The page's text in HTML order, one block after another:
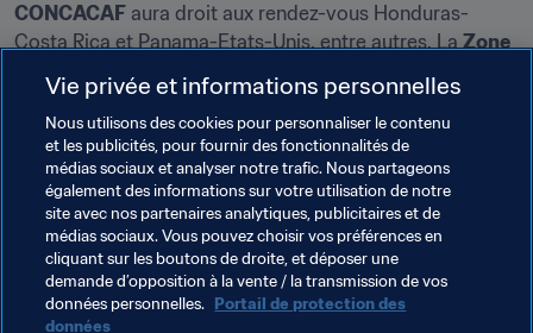
CONCACAF aura droit aux rendez-vous Honduras-
Costa Rica et Panama-Etats-Unis, entre autres. La Zone
Iran-RP Chine et République de Corée-Syrie.
Nous ouvrirons également les livres d'histoire en
compagnie d'Oleg Salenko,auteur d'un quintuplé
mythique à Etats-Unis 1994 avec la Russie. Le football
féminin ne sera pas en reste avec une interview de
Sundhage ou une escale au Kosovo. La Coupe des
Confédérations de la FIFA se rappellera, elle, au bon
souvenir du Canada, auteur d'un match nul historique
Vie privée et informations personnelles
Nous utilisons des cookies pour personnaliser le contenu
et les publicités, pour fournir des fonctionnalités de
médias sociaux et analyser notre trafic. Nous partageons
également des informations sur votre utilisation de notre
site avec nos partenaires analytiques, publicitaires et de
médias sociaux. Vous pouvez choisir vos préférences en
cliquant sur les boutons de droite, et déposer une
demande d’opposition à la vente / la transmission de vos
données personnelles. Portail de protection des
données